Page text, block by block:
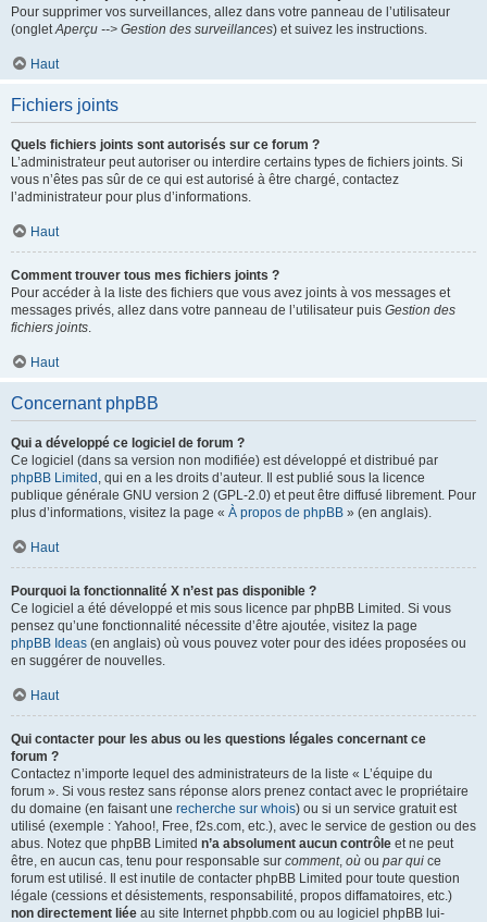
Pour supprimer vos surveillances, allez dans votre panneau de l’utilisateur
(ongletAperçu --> Gestion des surveillances) et suivez les instructions.
Haut
Fichiers joints
Quels fichiers joints sont autorisés sur ce forum ?
L’administrateur peut autoriser ou interdire certains types de fichiers joints. Si
vous n’êtes pas sûr de ce qui est autorisé à être chargé, contactez
l’administrateur pour plus d’informations.
Haut
Comment trouver tous mes fichiers joints ?
Pour accéder à la liste des fichiers que vous avez joints à vos messages et
messages privés, allez dans votre panneau de l’utilisateur puis Gestion des
fichiers joints.
Haut
Concernant phpBB
Qui a développé ce logiciel de forum ?
Ce logiciel (dans sa version non modifiée) est développé et distribué par
phpBB Limited , qui en a les droits d’auteur. Il est publié sous la licence
publique générale GNU version 2 (GPL-2.0) et peut être diffusé librement. Pour
plus d’informations, visitez la page « À propos de phpBB » (en anglais).
Haut
Pourquoi la fonctionnalité X n’est pas disponible ?
Ce logiciel a été développé et mis sous licence par phpBB Limited. Si vous
pensez qu’une fonctionnalité nécessite d’être ajoutée, visitez la page
phpBB Ideas (en anglais) où vous pouvez voter pour des idées proposées ou
en suggérer de nouvelles.
Haut
Qui contacter pour les abus ou les questions légales concernant ce
forum ?
Contactez n’importe lequel des administrateurs de la liste « L’équipe du
forum ». Si vous restez sans réponse alors prenez contact avec le propriétaire
du domaine (en faisant une recherche sur whois) ou si un service gratuit est
utilisé (exemple : Yahoo!, Free, f2s.com, etc.), avec le service de gestion ou des
abus. Notez que phpBB Limited n’a absolument aucun contrôle et ne peut
être, en aucun cas, tenu pour responsable sur comment, où ou par qui ce
forum est utilisé. Il est inutile de contacter phpBB Limited pour toute question
légale (cessions et désistements, responsabilité, propos diffamatoires, etc.)
non directement liée au site Internet phpbb.com ou au logiciel phpBB lui-